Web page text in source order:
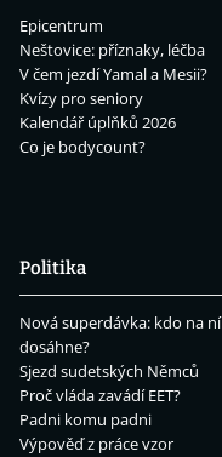
Epicentrum
Neštovice: příznaky, léčba
V čem jezdí Yamal a Mesii?
Kvízy pro seniory
Kalendář úplňků 2026
Co je bodycount?
Politika
Nová superdávka: kdo na ní
dosáhne?
Sjezd sudetských Němců
Proč vláda zavádí EET?
Padni komu padni
Výpověď z práce vzor